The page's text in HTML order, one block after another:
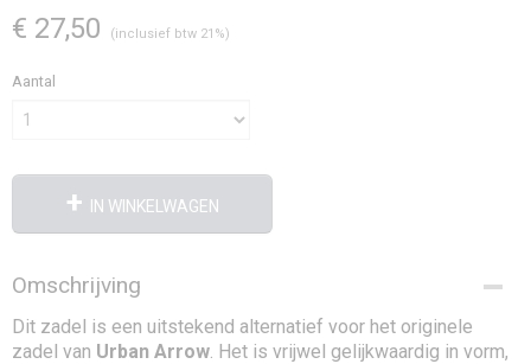
€ 27,50 (inclusief btw 21%)
Aantal
IN WINKELWAGEN
Omschrijving
Dit zadel is een uitstekend alternatief voor het originele
zadel van Urban Arrow. Het is vrijwel gelijkwaardig in vorm,